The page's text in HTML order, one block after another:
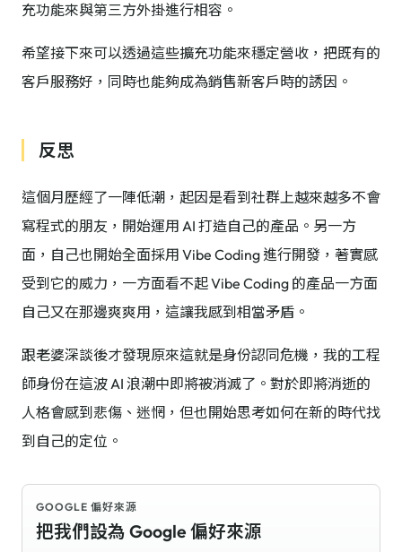
充功能來與第三方外掛進行相容。
希望接下來可以透過這些擴充功能來穩定營收，把既有的
客戶服務好，同時也能夠成為銷售新客戶時的誘因。
反思
這個月歷經了一陣低潮，起因是看到社群上越來越多不會
寫程式的朋友，開始運用 AI 打造自己的產品。另一方
面，自己也開始全面採用 Vibe Coding 進行開發，著實感
受到它的威力，一方面看不起 Vibe Coding 的產品一方面
自己又在那邊爽爽用，這讓我感到相當矛盾。
跟老婆深談後才發現原來這就是身份認同危機，我的工程
師身份在這波 AI 浪潮中即將被消滅了。對於即將消逝的
人格會感到悲傷、迷惘，但也開始思考如何在新的時代找
到自己的定位。
GOOGLE 偏好來源
把我們設為 Google 偏好來源